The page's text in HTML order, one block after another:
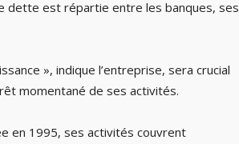
dette est répartie entre les banques, ses
», indique l’entreprise, sera crucial
momentané de ses activités.
en 1995, ses activités couvrent